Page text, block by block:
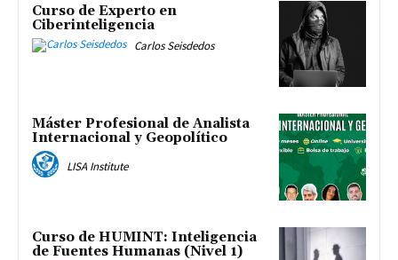
Curso de Experto en
Ciberinteligencia
Carlos Seisdedos
Máster Profesional de Analista
Internacional y Geopolítico
LISA Institute
Curso de HUMINT: Inteligencia
de Fuentes Humanas (Nivel 1)